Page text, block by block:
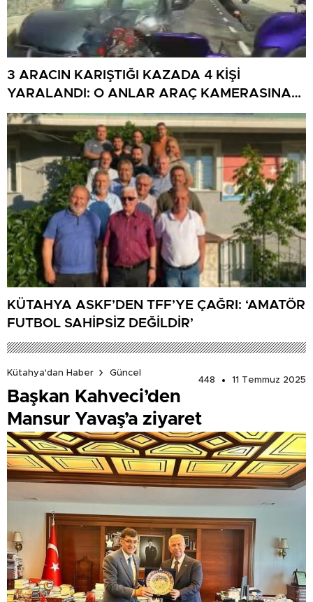
3 ARACIN KARIŞTIĞI KAZADA 4 KİŞİ
YARALANDI: O ANLAR ARAÇ KAMERASINA
YANSIDI
KÜTAHYA ASKF’DEN TFF’YE ÇAĞRI: ‘AMATÖR
FUTBOL SAHİPSİZ DEĞİLDİR’
Kütahya'dan Haber
Güncel
448
11 Temmuz 2025
Başkan Kahveci’den
Mansur Yavaş’a ziyaret